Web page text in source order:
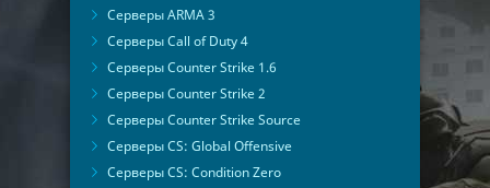
Серверы ARMA 3
Серверы Call of Duty 4
Серверы Counter Strike 1.6
Серверы Counter Strike 2
Серверы Counter Strike Source
Серверы CS: Global Offensive
Серверы CS: Condition Zero